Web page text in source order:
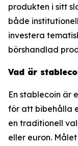
produkten i sitt
både
investera
börshandlad
Vad är
En stablecoin är
för att bibehålla
en traditionell
eller euron.